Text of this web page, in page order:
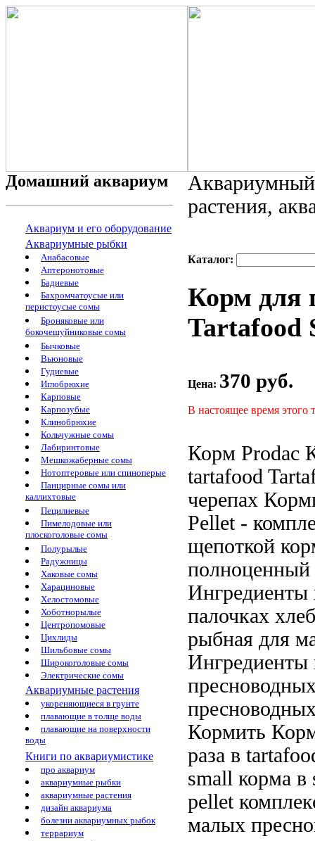
Домашний аквариум
Аквариум и его оборудование
Аквариумные рыбки
Анабасовые
Аптеронотовые
Бадиевые
Бахромчатоусые или
перистоусые сомы
Броняковые или
бокочешуйниковые сомы
Бычковые
Вьюновые
Гудиевые
Иглобрюхие
Карповые
Карпозубые
Клинобрюхие
Кольчужные сомы
Лабиринтовые
Мешкожаберные сомы
Нотоптеровые или спиноперые
Панцирные сомы или
каллихтовые
Пецилиевые
Пимелодовые или
плоскоголовые сомы
Полурылые
Радужницы
Хаковые сомы
Харациновые
Хелостомовые
Хоботнорылые
Центропомовые
Цихлиды
Шильбовые сомы
Широкоголовые сомы
Электрические сомы
Аквариумные растения
укореняющиеся в грунте
плавающие в толще воды
плавающие на поверхности
воды
Книги по аквариумистике
про аквариум
аквариумные рыбки
аквариумные растения
дизайн аквариума
болезни аквариумных рыбок
террариум
растения,
Каталог:
Корм для
Tartafood
Цена: 370 руб.
В настоящее время этого
Корм Prodac
tartafood
черепах
Pellet -
щепоткой
Ингредиенты
палочках
рыбная для
Ингредиенты
Кормить
раза в
small корма в
pellet
малых